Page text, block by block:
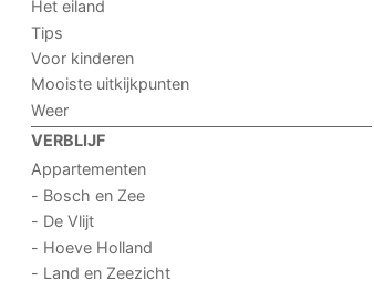
Het eiland
Tips
Voor kinderen
Mooiste uitkijkpunten
Weer
VERBLIJF
Appartementen
- Bosch en Zee
- De Vlijt
- Hoeve Holland
- Land en Zeezicht